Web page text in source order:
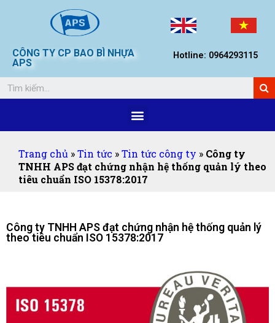
CÔNG TY CP BAO BÌ NHỰA
APS
Hotline: 0964293115
Trang chủ »Tin tức »Tin tức công ty » Công ty
TNHH APS đạt chứng nhận hệ thống quản lý theo
tiêu chuẩn ISO 15378:2017
Công ty TNHH APS đạt chứng nhận hệ thống quản lý
theo tiêu chuẩn ISO 15378:2017